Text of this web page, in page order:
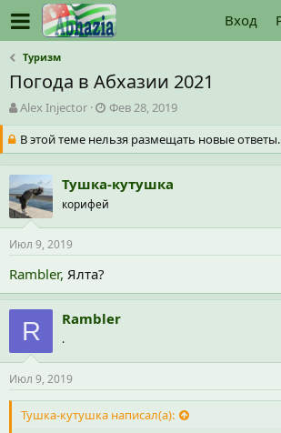
Вход
Туризм
Погода в Абхазии 2021
А
в
т
о
р
т
е
м
Alex Injector
Д
а
т
а
а
ч
а
Фев 28, 2019
В этой теме нельзя размещать новые ответы.
Тушка-кутушка
корифей
Июл 9, 2019
Rambler, Ялта?
R Rambler
.
Июл 9, 2019
Тушка-кутушка написал(а):